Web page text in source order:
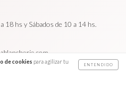
de cookies para agilizar tu
ENTENDIDO
18 hs y Sábados de 10 a 14 hs.